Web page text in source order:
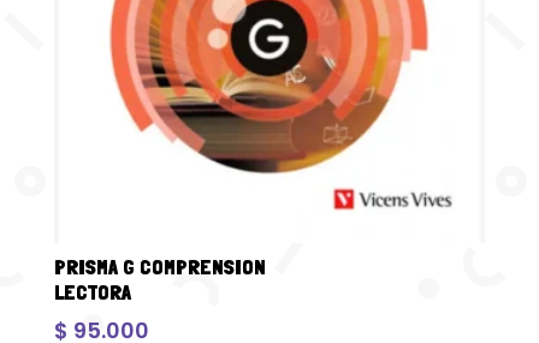
PRISMA G COMPRENSION
LECTORA
$ 95.000